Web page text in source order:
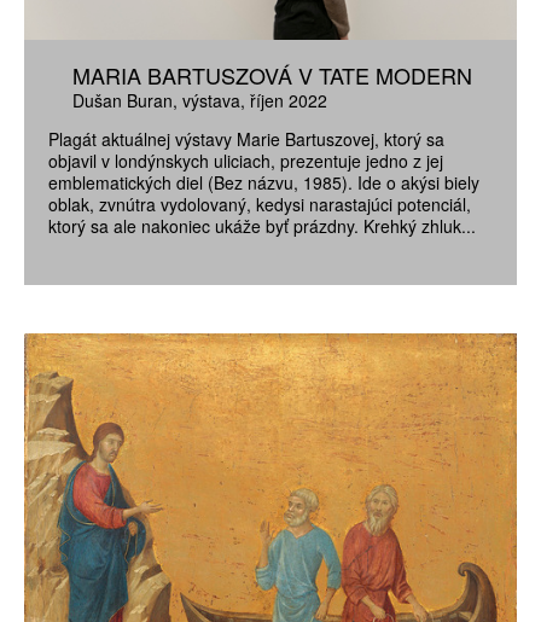
MARIA BARTUSZOVÁ V TATE MODERN
Dušan Buran výstava říjen 2022
Plagát aktuálnej výstavy Marie Bartuszovej, ktorý sa
objavil v londýnskych uliciach, prezentuje jedno z jej
emblematických diel (Bez názvu, 1985). Ide o akýsi biely
oblak, zvnútra vydolovaný, kedysi narastajúci potenciál,
ktorý sa ale nakoniec ukáže byť prázdny. Krehký zhluk...